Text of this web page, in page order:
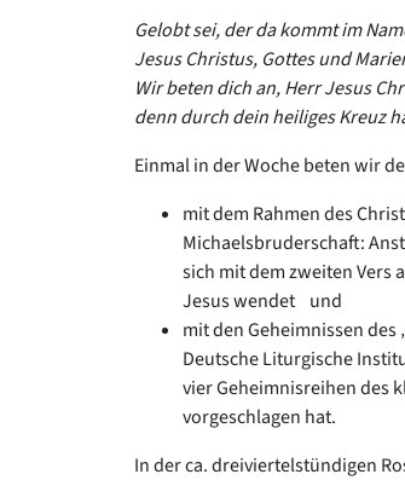
Gelobt sei, der da kommt im
Jesus Christus, Gottes und
Wir beten dich an, Herr Jesus
denn durch dein heiliges Kreuz
Einmal in der Woche beten wir
mit dem Rahmen des
Michaelsbruderschaft:
sich mit dem zweiten Vers
Jesus wendet und
mit den Geheimnissen
Deutsche Liturgische
vier Geheimnisreihen des
vorgeschlagen hat.
In der ca. dreiviertelstündigen